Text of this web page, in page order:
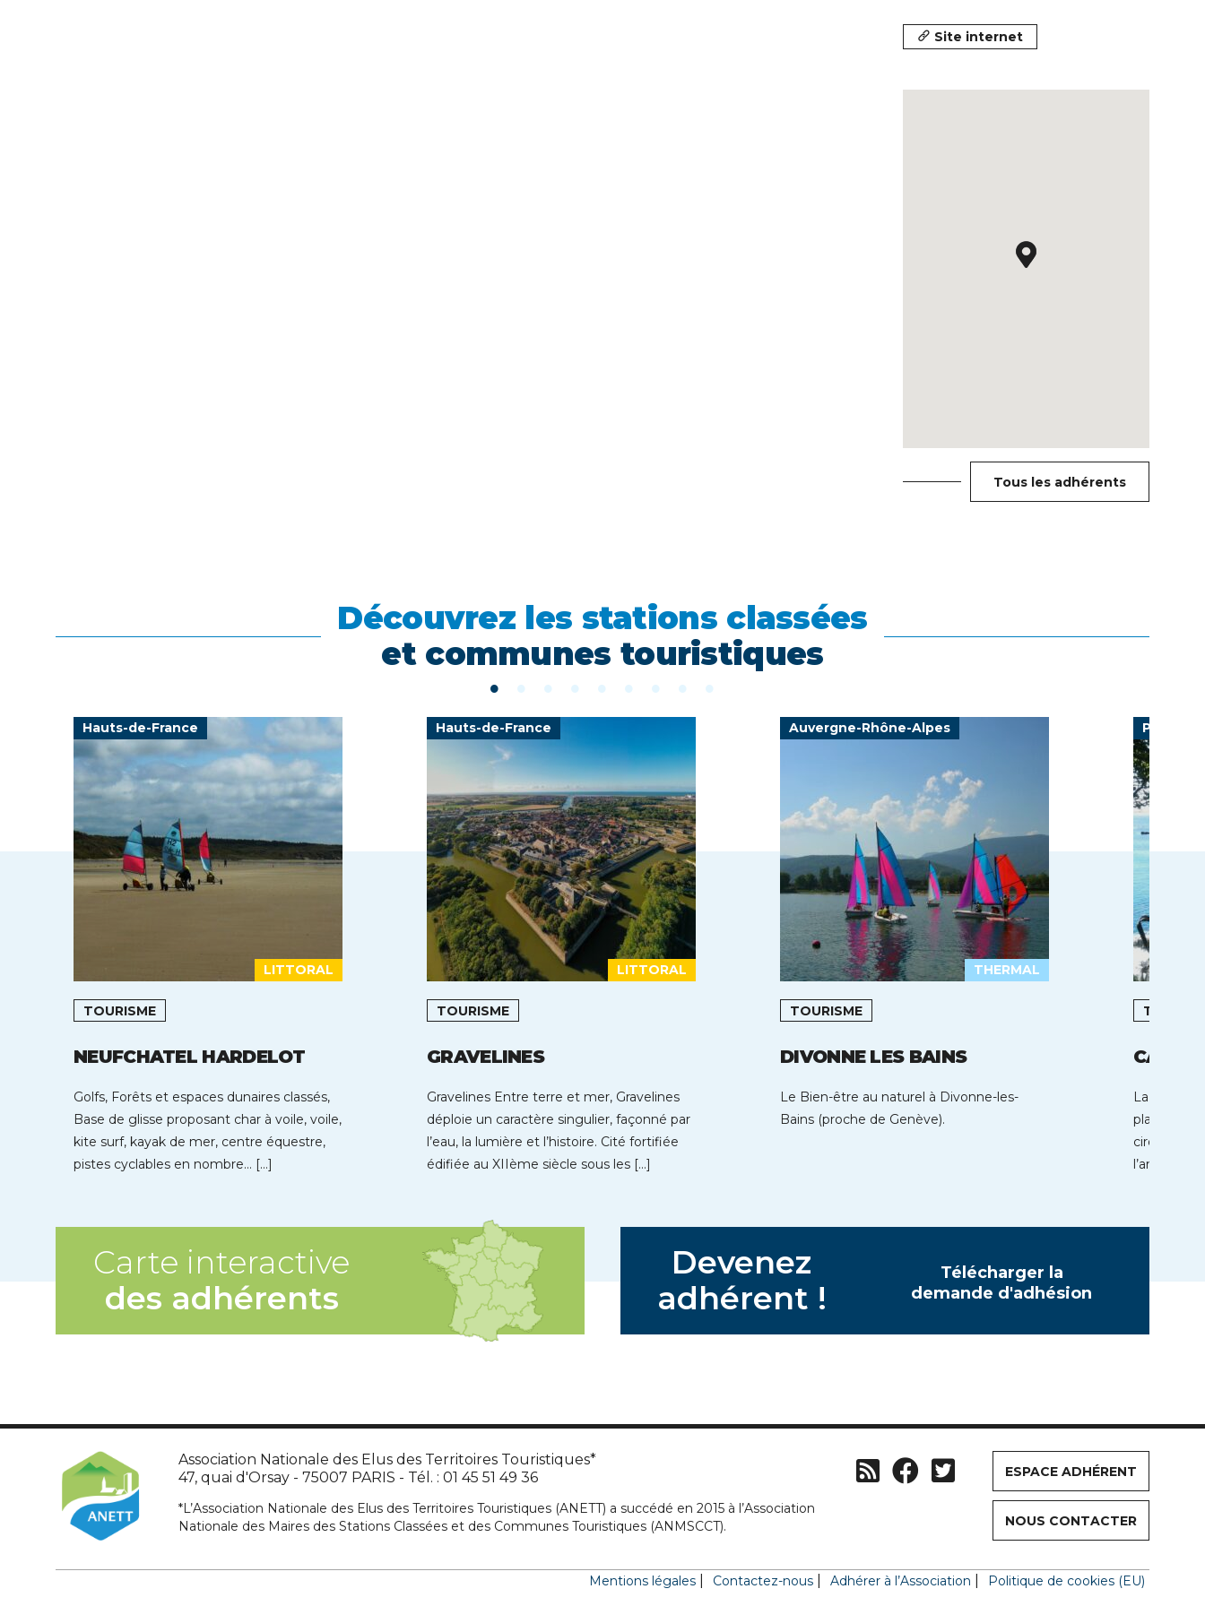
Site internet
Tous les adhérents
Découvrez les stations classées
et communes touristiques
Hauts-de-France
LITTORAL
TOURISME
NEUFCHATEL HARDELOT
Golfs, Forêts et espaces dunaires classés,
Base de glisse proposant char à voile, voile,
kite surf, kayak de mer, centre équestre,
pistes cyclables en nombre… […]
Hauts-de-France
LITTORAL
TOURISME
GRAVELINES
Gravelines Entre terre et mer, Gravelines
déploie un caractère singulier, façonné par
l’eau, la lumière et l’histoire. Cité fortifiée
édifiée au XIIème siècle sous les […]
Auvergne-Rhône-Alpes
THERMAL
TOURISME
DIVONNE LES BAINS
Le Bien-être au naturel à Divonne-les-
Bains (proche de Genève).
La baie de
plages de
cirque de
l’année
Carte interactive
des adhérents
Devenez
adhérent !
Télécharger la
demande d'adhésion
Association Nationale des Elus des Territoires Touristiques*
47, quai d'Orsay - 75007 PARIS - Tél. : 01 45 51 49 36
*L’Association Nationale des Elus des Territoires Touristiques (ANETT) a succédé en 2015 à l’Association
Nationale des Maires des Stations Classées et des Communes Touristiques (ANMSCCT).
ESPACE ADHÉRENT
NOUS CONTACTER
Mentions légales Contactez-nous Adhérer à l’Association Politique de cookies (EU)